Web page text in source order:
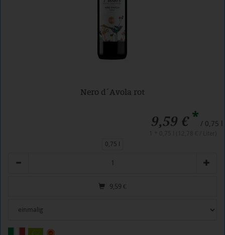
Nero d´Avola rot
9,59 €* / 0,75 l
0,75 l
9,59 €